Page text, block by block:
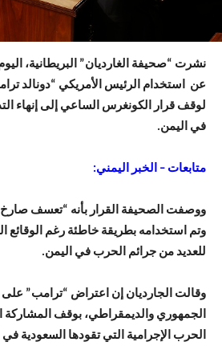
نشرت “صحيفة الغارديان” البريطانية،
عن استخدام الرئيس الأمريكي “دونالد
لوقف قرار الكونغرس الساعي إلى إنهاء
في اليمن.
متابعات – الخبر اليمني:
ووصفت الصحيفة القرار بأنه “تعسف
وتم استخدامه بطريقة خاطئة رغم الوقائع
للعديد من جرائم الحرب في اليمن.
وقالت الجارديان إن اعتراض “ترامب” على
الجمهوري والديمقراطي، بوقف المشاركة
الحرب الإجرامية التي تقودها السعودية